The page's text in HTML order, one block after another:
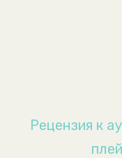
Рецензия к